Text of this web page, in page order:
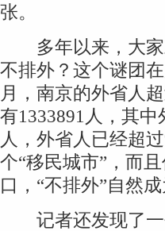
张。
多年以来，大家
不排外？这个谜团
月，南京的外省人
有1333891人，其中
人，外省人已经超
个“移民城市”，而
口，“不排外”自然成
记者还发现了一